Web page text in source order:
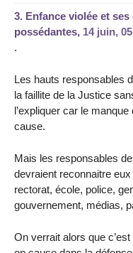
3. Enfance violée et
possédantes, 14 juin,
.
Les hauts responsables
la faillite de la Justice
l’expliquer car le
cause.
Mais les responsables
devraient reconnaitre
rectorat, école, police,
gouvernement, médias,
On verrait alors que